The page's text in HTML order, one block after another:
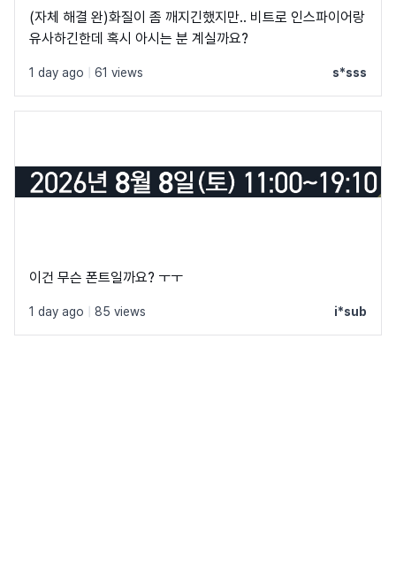
(자체 해결 완)화질이 좀 깨지긴했지만.. 비트로 인스파이어랑
유사하긴한데 혹시 아시는 분 계실까요?
1 day ago 61 views s*sss
이건 무슨 폰트일까요? ㅜㅜ
1 day ago 85 views i*sub